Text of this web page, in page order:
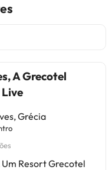
A Grecotel
Grécia
Resort Grecotel